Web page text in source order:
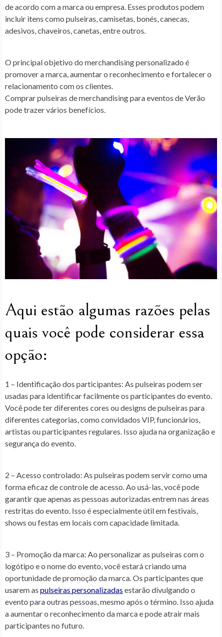
de acordo com a marca ou empresa. Esses produtos podem
incluir itens como pulseiras, camisetas, bonés, canecas,
adesivos, chaveiros, canetas, entre outros.
O principal objetivo do merchandising personalizado é
promover a marca, aumentar o reconhecimento e fortalecer o
relacionamento com os clientes.
Comprar pulseiras de merchandising para eventos de Verão
pode trazer vários benefícios.
Aqui estão algumas razões pelas
quais você pode considerar essa
opção:
1 – Identificação dos participantes: As pulseiras podem ser
usadas para identificar facilmente os participantes do evento.
Você pode ter diferentes cores ou designs de pulseiras para
diferentes categorias, como convidados VIP, funcionários,
artistas ou participantes regulares. Isso ajuda na organização e
segurança do evento.
2 – Acesso controlado: As pulseiras podem servir como uma
forma eficaz de controle de acesso. Ao usá-las, você pode
garantir que apenas as pessoas autorizadas entrem nas áreas
restritas do evento. Isso é especialmente útil em festivais,
shows ou festas em locais com capacidade limitada.
3 – Promoção da marca: Ao personalizar as pulseiras com o
logótipo e o nome do evento, você estará criando uma
oportunidade de promoção da marca. Os participantes que
usarem as pulseiras personalizadas estarão divulgando o
evento para outras pessoas, mesmo após o término. Isso ajuda
a aumentar o reconhecimento da marca e pode atrair mais
participantes no futuro.